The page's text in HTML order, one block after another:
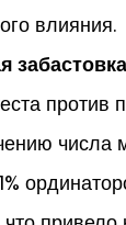
влияния.
против
числа